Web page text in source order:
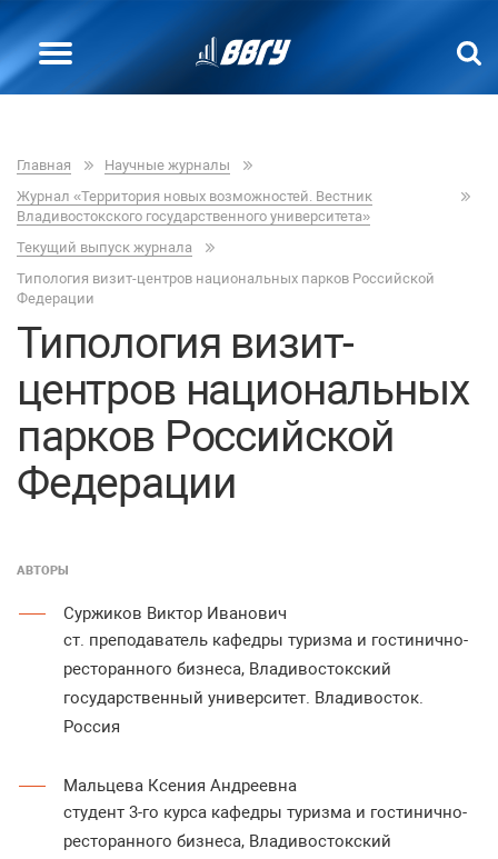
Главная
Научные журналы
Журнал «Территория новых возможностей. Вестник
Владивостокского государственного университета»
Текущий выпуск журнала
Типология визит-центров национальных парков Российской
Федерации
Типология визит-
центров национальных
парков Российской
Федерации
АВТОРЫ
Суржиков Виктор Иванович
ст. преподаватель кафедры туризма и гостинично-
ресторанного бизнеса, Владивостокский
государственный университет. Владивосток.
Россия
Мальцева Ксения Андреевна
студент 3-го курса кафедры туризма и гостинично-
ресторанного бизнеса, Владивостокский